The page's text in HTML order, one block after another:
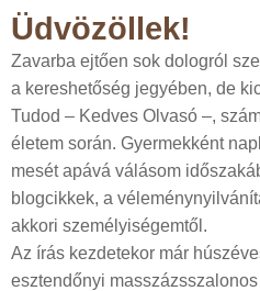
Üdvözöllek!
Zavarba ejtően sok dologról
a kereshetőség jegyében, de
Tudod – Kedves Olvasó –,
életem során. Gyermekként
mesét apává válásom
blogcikkek, a
akkori személyiségemtől.
Az írás kezdetekor már
esztendőnyi